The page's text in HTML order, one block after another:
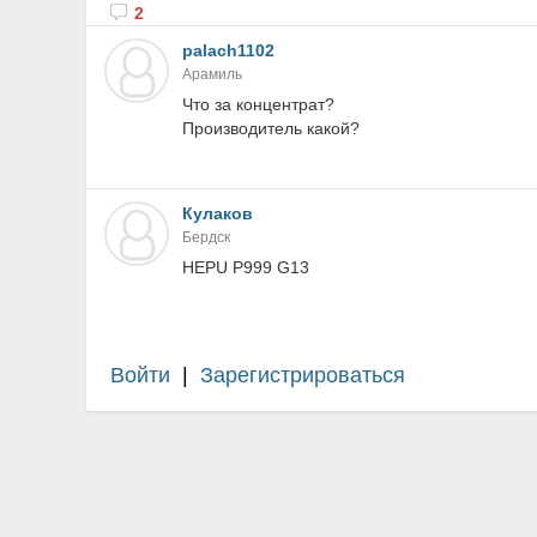
2
palach1102
Арамиль
Что за концентрат?
Производитель какой?
Кулаков
Бердск
HEPU P999 G13
Войти Зарегистрироваться